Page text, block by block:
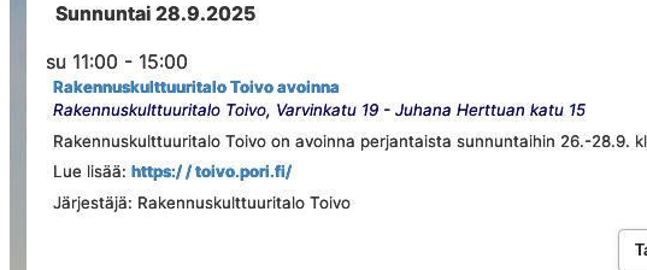
Sunnuntai 28.9.2025
su 11:00 - 15:00
Rakennuskulttuuritalo Toivo avoinna
Rakennuskulttuuritalo Toivo, Varvinkatu 19 - Juhana Herttuan katu 15
Rakennuskulttuuritalo Toivo on avoinna perjantaista sunnuntaihin 26.-28.9.
Lue lisää:https:/ / toivo.pori.fi/
Järjestäjä: Rakennuskulttuuritalo Toivo